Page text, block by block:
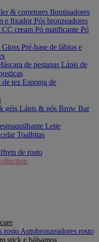
& corretores Iluminadores
e fixadorPós bronzeadores
cream Pó matificante Pó
Gloss Pré-base de lábios e
de pestanas Lápis de
de tez Esponja de
géis Lápis & pós Brow Bar
Leite
Toalhitas
de rosto
rosto Autobronzeadores rosto
stick e bálsamos